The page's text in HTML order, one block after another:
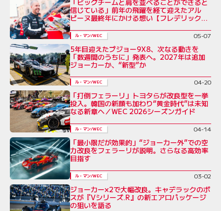
「ビッグチームと肩を並べることができると
信じている」前年の飛躍を経て迎えたアル
ピーヌ最終年にかける想い【フレデリック・
ル・マン/WEC 05-07
5年目迎えたプジョー9X8、次なる動きを
「数週間のうちに」発表へ。2027年は追加
ジョーカーか、“新型”か
ル・マン/WEC 04-20
「打倒フェラーリ」トヨタらが改良型を一挙
投入。韓国の新顔も加わり“黄金時代”は未知
なる新章へ／WEC 2026シーズンガイド
ル・マン/WEC 04-14
「最小限だが効果的」“ジョーカー外”での空
力改良をフェラーリが説明。さらなる高効率
目指す
ル・マン/WEC 03-02
ジョーカー×2で大幅改良。キャデラックのボ
スが『Vシリーズ.R』の新エアロパッケージ
の狙いを語る